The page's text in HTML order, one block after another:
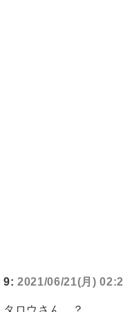
9: 2021/06/21(月)